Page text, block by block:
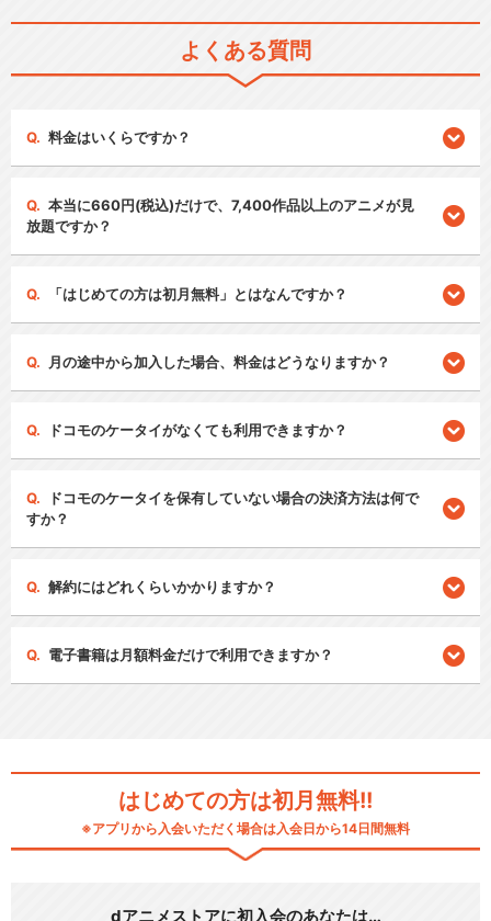
よくある質問
料金はいくらですか？
本当に660円(税込)だけで、7,400作品以上のアニメが見
放題ですか？
「はじめての方は初月無料」とはなんですか？
月の途中から加入した場合、料金はどうなりますか？
ドコモのケータイがなくても利用できますか？
ドコモのケータイを保有していない場合の決済方法は何で
すか？
解約にはどれくらいかかりますか？
電子書籍は月額料金だけで利用できますか？
はじめての方は初月無料!!
※アプリから入会いただく場合は入会日から14日間無料
dアニメストアに初入会のあなたは…